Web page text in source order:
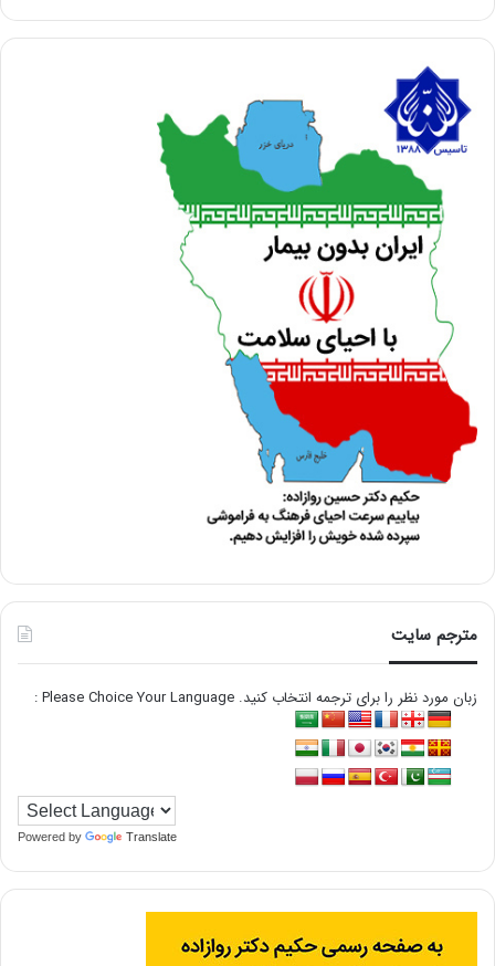
مترجم سایت
زبان مورد نظر را برای ترجمه انتخاب کنید. Please Choice Your Language :
Powered by Translate